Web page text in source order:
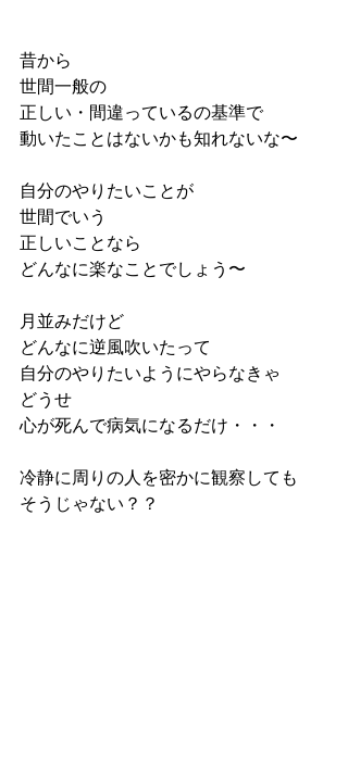
昔から
世間一般の
正しい・間違っているの基準で
動いたことはないかも知れないな〜
自分のやりたいことが
世間でいう
正しいことなら
どんなに楽なことでしょう〜
月並みだけど
どんなに逆風吹いたって
自分のやりたいようにやらなきゃ
どうせ
心が死んで病気になるだけ・・・
冷静に周りの人を密かに観察しても
そうじゃない？？